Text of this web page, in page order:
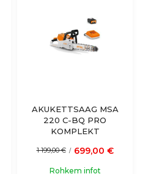
AKUKETTSAAG MSA
220 C-BQ PRO
KOMPLEKT
1 199,00 € / 699,00 €
Rohkem infot